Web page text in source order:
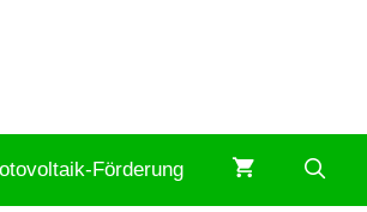
Förderung